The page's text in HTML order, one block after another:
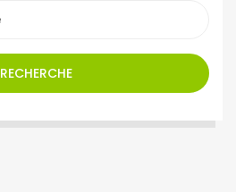
RECHERCHE